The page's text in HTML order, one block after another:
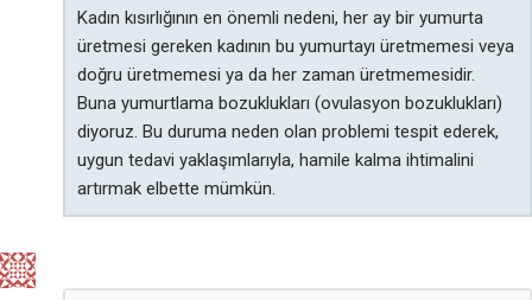
Kadın kısırlığının en önemli nedeni, her ay bir yumurta
üretmesi gereken kadının bu yumurtayı üretmemesi veya
doğru üretmemesi ya da her zaman üretmemesidir.
Buna yumurtlama bozuklukları (ovulasyon bozuklukları)
diyoruz. Bu duruma neden olan problemi tespit ederek,
uygun tedavi yaklaşımlarıyla, hamile kalma ihtimalini
artırmak elbette mümkün.